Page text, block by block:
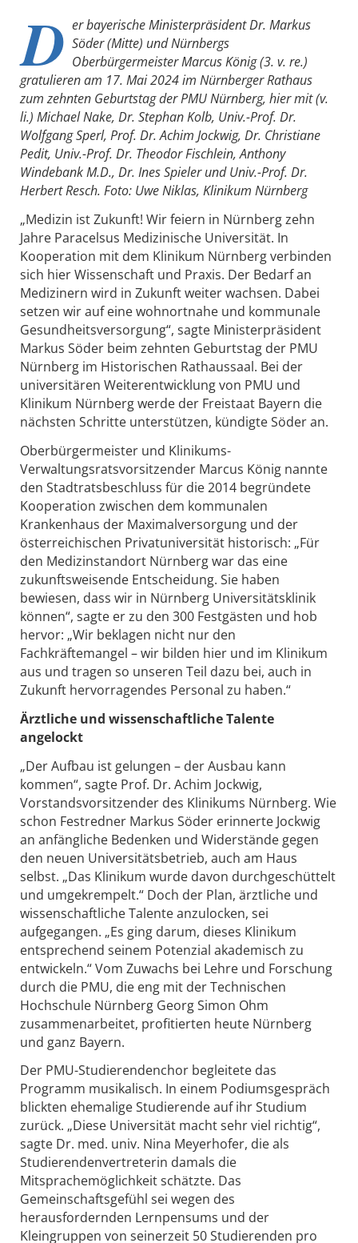
D er bayerische Ministerpräsident Dr. Markus
Söder (Mitte) und Nürnbergs
Oberbürgermeister Marcus König (3. v. re.)
gratulieren am 17. Mai 2024 im Nürnberger Rathaus
zum zehnten Geburtstag der PMU Nürnberg, hier mit (v.
li.) Michael Nake, Dr. Stephan Kolb, Univ.-Prof. Dr.
Wolfgang Sperl, Prof. Dr. Achim Jockwig, Dr. Christiane
Pedit, Univ.-Prof. Dr. Theodor Fischlein, Anthony
Windebank M.D., Dr. Ines Spieler und Univ.-Prof. Dr.
Herbert Resch. Foto: Uwe Niklas, Klinikum Nürnberg
„Medizin ist Zukunft! Wir feiern in Nürnberg zehn
Jahre Paracelsus Medizinische Universität. In
Kooperation mit dem Klinikum Nürnberg verbinden
sich hier Wissenschaft und Praxis. Der Bedarf an
Medizinern wird in Zukunft weiter wachsen. Dabei
setzen wir auf eine wohnortnahe und kommunale
Gesundheitsversorgung“, sagte Ministerpräsident
Markus Söder beim zehnten Geburtstag der PMU
Nürnberg im Historischen Rathaussaal. Bei der
universitären Weiterentwicklung von PMU und
Klinikum Nürnberg werde der Freistaat Bayern die
nächsten Schritte unterstützen, kündigte Söder an.
Oberbürgermeister und Klinikums-
Verwaltungsratsvorsitzender Marcus König nannte
den Stadtratsbeschluss für die 2014 begründete
Kooperation zwischen dem kommunalen
Krankenhaus der Maximalversorgung und der
österreichischen Privatuniversität historisch: „Für
den Medizinstandort Nürnberg war das eine
zukunftsweisende Entscheidung. Sie haben
bewiesen, dass wir in Nürnberg Universitätsklinik
können“, sagte er zu den 300 Festgästen und hob
hervor: „Wir beklagen nicht nur den
Fachkräftemangel – wir bilden hier und im Klinikum
aus und tragen so unseren Teil dazu bei, auch in
Zukunft hervorragendes Personal zu haben.“
Ärztliche und wissenschaftliche Talente
angelockt
„Der Aufbau ist gelungen – der Ausbau kann
kommen“, sagte Prof. Dr. Achim Jockwig,
Vorstandsvorsitzender des Klinikums Nürnberg. Wie
schon Festredner Markus Söder erinnerte Jockwig
an anfängliche Bedenken und Widerstände gegen
den neuen Universitätsbetrieb, auch am Haus
selbst. „Das Klinikum wurde davon durchgeschüttelt
und umgekrempelt.“ Doch der Plan, ärztliche und
wissenschaftliche Talente anzulocken, sei
aufgegangen. „Es ging darum, dieses Klinikum
entsprechend seinem Potenzial akademisch zu
entwickeln.“ Vom Zuwachs bei Lehre und Forschung
durch die PMU, die eng mit der Technischen
Hochschule Nürnberg Georg Simon Ohm
zusammenarbeitet, profitierten heute Nürnberg
und ganz Bayern.
Der PMU-Studierendenchor begleitete das
Programm musikalisch. In einem Podiumsgespräch
blickten ehemalige Studierende auf ihr Studium
zurück. „Diese Universität macht sehr viel richtig“,
sagte Dr. med. univ. Nina Meyerhofer, die als
Studierendenvertreterin damals die
Mitsprachemöglichkeit schätzte. Das
Gemeinschaftsgefühl sei wegen des
herausfordernden Lernpensums und der
Kleingruppen von seinerzeit 50 Studierenden pro